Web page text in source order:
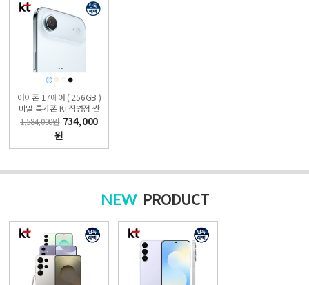
아이폰 17에어 ( 256GB )
비밀 특가폰 KT직영점 싼
올레폰
1,584,000원 734,000
원
NEW PRODUCT